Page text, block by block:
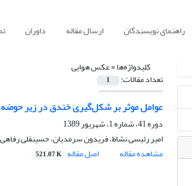
راهنمای نویسندگان ارسال مقاله داوران
کلیدواژه‌ها =عکس‌ هوایی
تعداد مقالات: 1
عوامل موثر بر شکل‌گیری خندق در زیر
دوره 41، شماره 1، شهریور 1389
امیر رئیسی نشاط، فریدون سرمدیان، حسینقلی
مشاهده مقاله
اصل مقاله 521.07 K